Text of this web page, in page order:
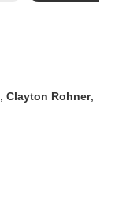
,Clayton Rohner,